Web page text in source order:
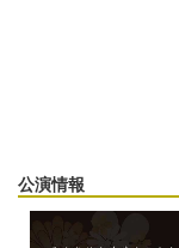
公演情報